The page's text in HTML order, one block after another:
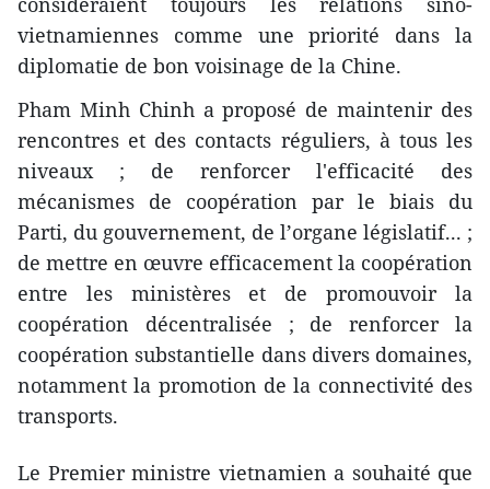
vietnamiennes comme une priorité dans la
diplomatie de bon voisinage de la Chine.
Pham Minh Chinh a proposé de maintenir des
rencontres et des contacts réguliers, à tous les
niveaux ; de renforcer l'efficacité des
mécanismes de coopération par le biais du
Parti, du gouvernement, de l’organe législatif... ;
de mettre en œuvre efficacement la coopération
entre les ministères et de promouvoir la
coopération décentralisée ; de renforcer la
coopération substantielle dans divers domaines,
notamment la promotion de la connectivité des
transports.
Le Premier ministre vietnamien a souhaité que